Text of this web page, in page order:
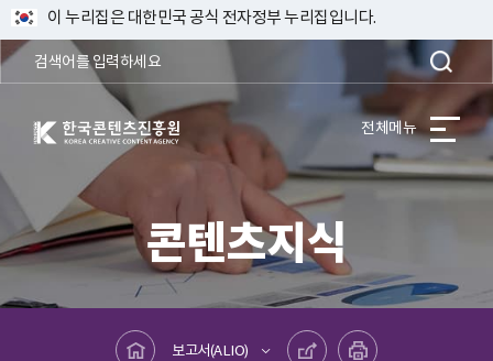
이 누리집은 대한민국 공식 전자정부 누리집입니다.
한국콘텐츠진흥원 KOREA CREATIVE CONTENT AGENCY 전체메뉴
콘텐츠지식
메인페이지로 바로가기
보고서(ALIO)
공유하기 프린트하기